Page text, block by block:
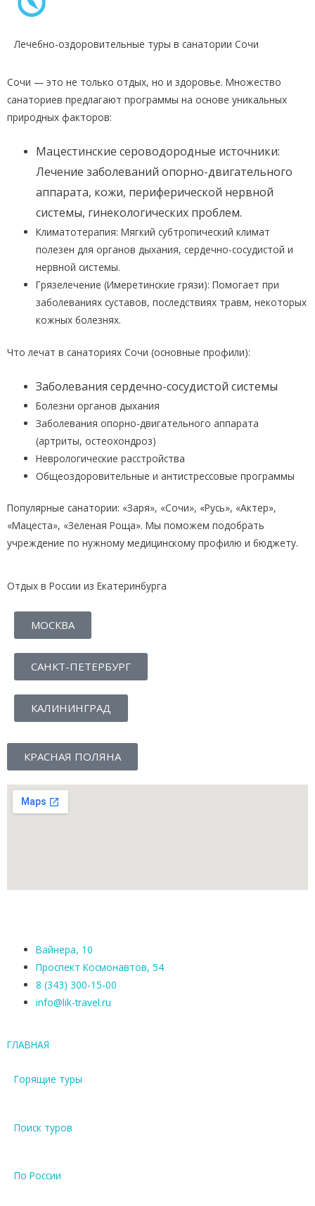
Лечебно-оздоровительные туры в санатории Сочи
Сочи — это не только отдых, но и здоровье. Множество
санаториев предлагают программы на основе уникальных
природных факторов:
Мацестинские сероводородные источники:
Лечение заболеваний опорно-двигательного
аппарата, кожи, периферической нервной
системы, гинекологических проблем.
Климатотерапия: Мягкий субтропический климат
полезен для органов дыхания, сердечно-сосудистой и
нервной системы.
Грязелечение (Имеретинские грязи): Помогает при
заболеваниях суставов, последствиях травм, некоторых
кожных болезнях.
Что лечат в санаториях Сочи (основные профили):
Заболевания сердечно-сосудистой системы
Болезни органов дыхания
Заболевания опорно-двигательного аппарата
(артриты, остеохондроз)
Неврологические расстройства
Общеоздоровительные и антистрессовые программы
Популярные санатории: «Заря», «Сочи», «Русь», «Актер»,
«Мацеста», «Зеленая Роща». Мы поможем подобрать
учреждение по нужному медицинскому профилю и бюджету.
Отдых в России из Екатеринбурга
МОСКВА
САНКТ-ПЕТЕРБУРГ
КАЛИНИНГРАД
КРАСНАЯ ПОЛЯНА
Вайнера, 10
Проспект Космонавтов, 54
8 (343) 300-15-00
info@lik-travel.ru
ГЛАВНАЯ
Горящие туры
Поиск туров
По России